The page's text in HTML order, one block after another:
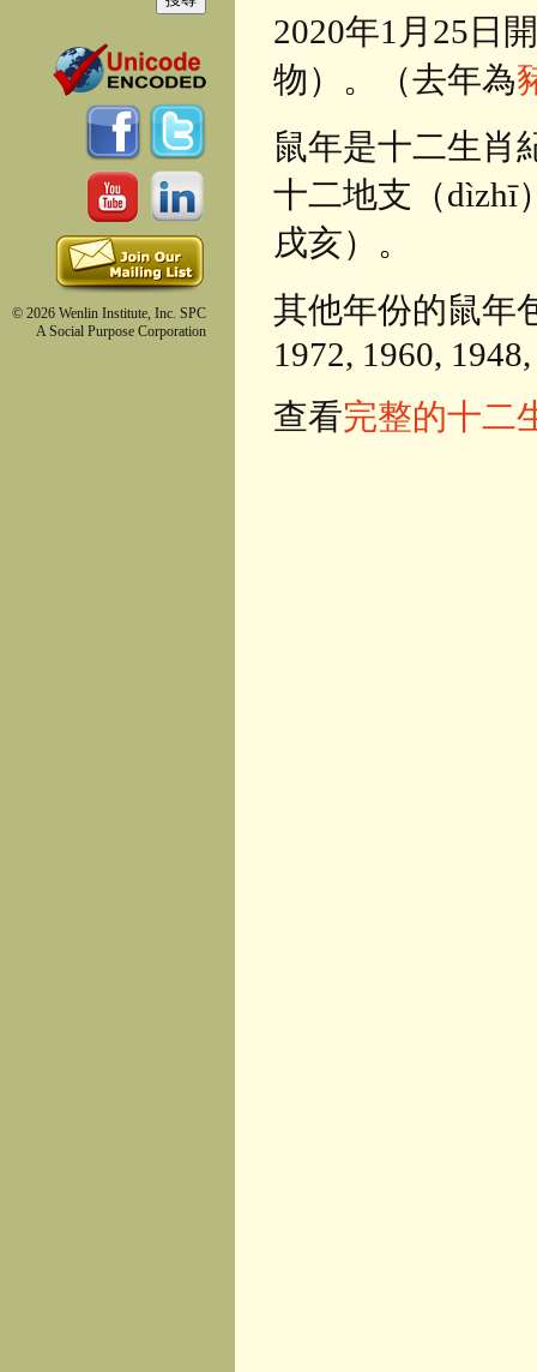
搜尋表單
© 2026 Wenlin Institute, Inc. SPC
A Social Purpose Corporation
2020年1月25日
物）。（去年為
鼠年是十二生肖
十二地支（dìzhī
戌亥）。
其他年份的鼠年
1972, 1960,
查看完整的十二